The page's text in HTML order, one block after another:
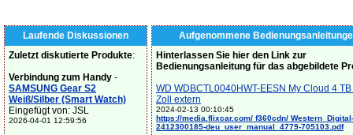
Laufende Diskussionen
Zuletzt diskutierte Produkte:
Verbindung zum Handy -
SAMSUNG Gear S2
Weiß/Silber (Smart Watch)
Eingefügt von: JSL
2026-04-01 12:59:56
Aufgenommene
Hinterlassen Sie hier den Link zur
Bedienungsanleitung für das abgebildete
WD WDBCTL0040HWT-EESN My Cloud 4
Zoll extern
2024-02-13 00:10:45
https://media.flixcar.com/ f360cdn/ Western_Digital-
2412300185-deu_user_manual_4779-705103.pdf